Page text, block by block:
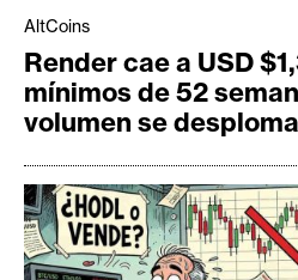
AltCoins
Render cae a USD
mínimos de 52
volumen se desploma